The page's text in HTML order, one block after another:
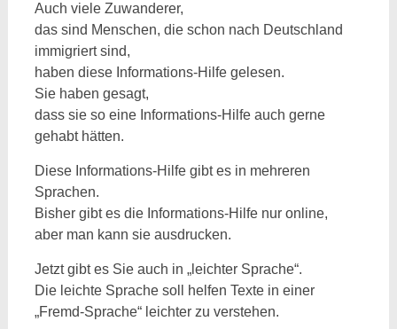
Auch viele Zuwanderer,
das sind Menschen, die schon nach Deutschland
immigriert sind,
haben diese Informations-Hilfe gelesen.
Sie haben gesagt,
dass sie so eine Informations-Hilfe auch gerne
gehabt hätten.
Diese Informations-Hilfe gibt es in mehreren
Sprachen.
Bisher gibt es die Informations-Hilfe nur online,
aber man kann sie ausdrucken.
Jetzt gibt es Sie auch in „leichter Sprache“.
Die leichte Sprache soll helfen Texte in einer
„Fremd-Sprache“ leichter zu verstehen.